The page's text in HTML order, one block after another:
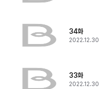
34화
2022.12.30
33화
2022.12.30